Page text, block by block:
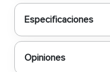
Especificaciones
Opiniones